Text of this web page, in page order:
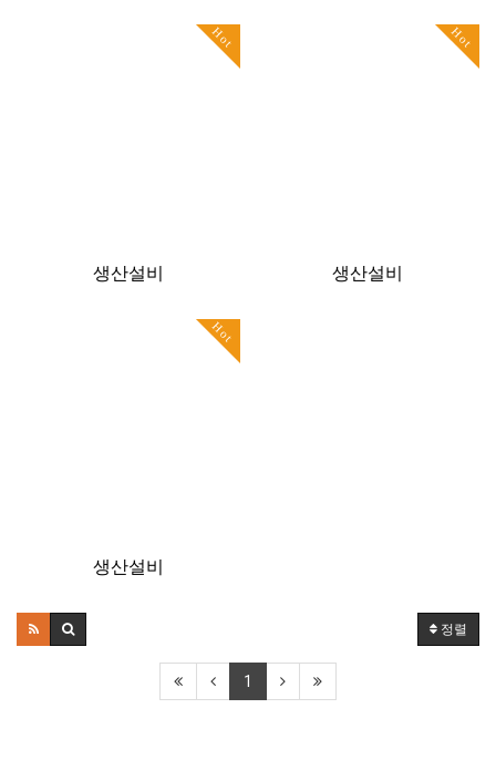
Hot
생산설비
Hot
생산설비
Hot
생산설비
정렬
1